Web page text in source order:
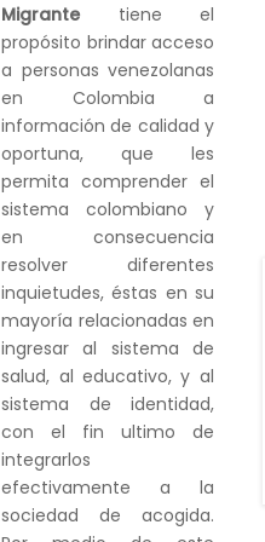
Migrantetiene el
propósito brindar acceso
a personas venezolanas
en Colombia a
información de calidad y
oportuna, que les
permita comprender el
sistema colombiano y
en consecuencia
resolver diferentes
inquietudes, éstas en su
mayoría relacionadas en
ingresar al sistema de
salud, al educativo, y al
sistema de identidad,
con el fin ultimo de
integrarlos
efectivamente a la
sociedad de acogida.